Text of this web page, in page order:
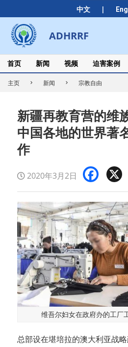
中文 |
to
content
ADHRRF
Secondary
Navigation
Menu
首页 新闻 视频 迫害案例
主页 新闻 宗教自由
新疆再教育营的维
中国各地的世界著
作
2020年3月2日 Facebook
维吾尔妇女在政府办的工厂
总部设在堪培拉的澳大利亚战